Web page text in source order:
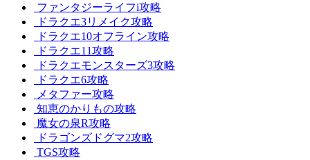
ファンタジーライフi攻略
ドラクエ3リメイク攻略
ドラクエ10オフライン攻略
ドラクエ11攻略
ドラクエモンスターズ3攻略
ドラクエ6攻略
メタファー攻略
知恵のかりもの攻略
魔女の泉R攻略
ドラゴンズドグマ2攻略
TGS攻略